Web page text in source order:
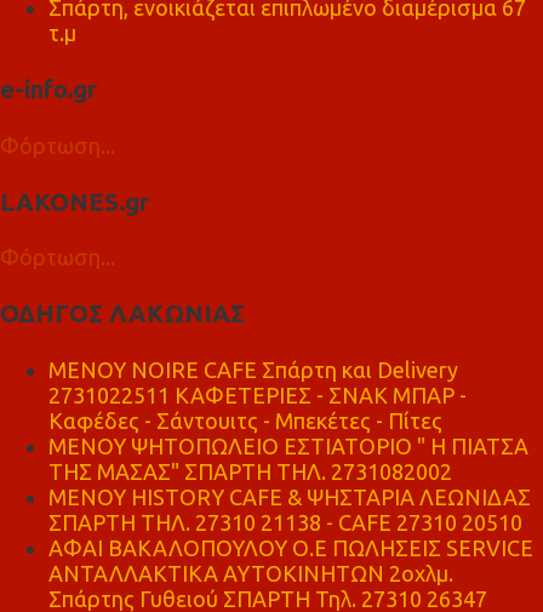
Σπάρτη, ενοικιάζεται επιπλωμένο διαμέρισμα 67
τ.μ
e-info.gr
Φόρτωση...
LAKONES.gr
Φόρτωση...
ΟΔΗΓΟΣ ΛΑΚΩΝΙΑΣ
MENOY NOIRE CAFE Σπάρτη και Delivery
2731022511 ΚΑΦΕΤΕΡΙΕΣ - ΣΝΑΚ ΜΠΑΡ -
Καφέδες - Σάντουιτς - Μπεκέτες - Πίτες
ΜΕΝΟΥ ΨΗΤΟΠΩΛΕΙΟ ΕΣΤΙΑΤΟΡΙΟ " Η ΠΙΑΤΣΑ
ΤΗΣ ΜΑΣΑΣ" ΣΠΑΡΤΗ ΤΗΛ. 2731082002
ΜΕΝΟΥ HISTORY CAFE & ΨΗΣΤΑΡΙΑ ΛΕΩΝΙΔΑΣ
ΣΠΑΡΤΗ ΤΗΛ. 27310 21138 - CAFE 27310 20510
ΑΦΑΙ ΒΑΚΑΛΟΠΟΥΛΟΥ Ο.Ε ΠΩΛΗΣΕΙΣ SERVICE
ΑΝΤΑΛΛΑΚΤΙΚΑ ΑΥΤΟΚΙΝΗΤΩΝ 2οχλμ.
Σπάρτης Γυθειού ΣΠΑΡΤΗ Τηλ. 27310 26347